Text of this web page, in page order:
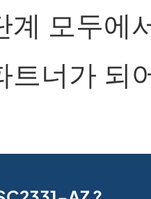
계 모두에
트너가 되